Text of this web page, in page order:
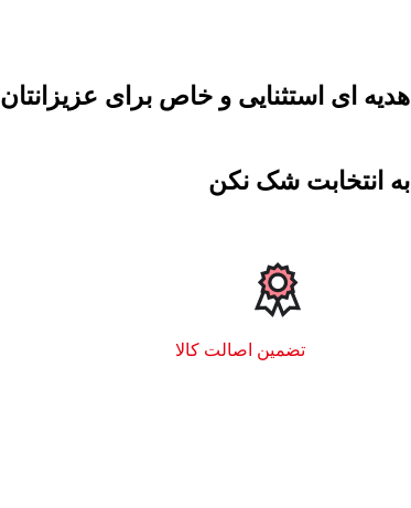
هدیه ای استثنایی و خاص برای عزیزانتان
به انتخابت شک نکن
تضمین اصالت کالا